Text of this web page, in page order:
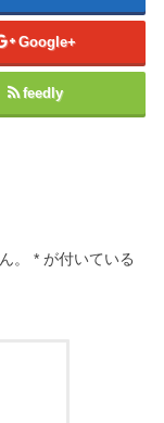
Google+
feedly
。 * が付いている